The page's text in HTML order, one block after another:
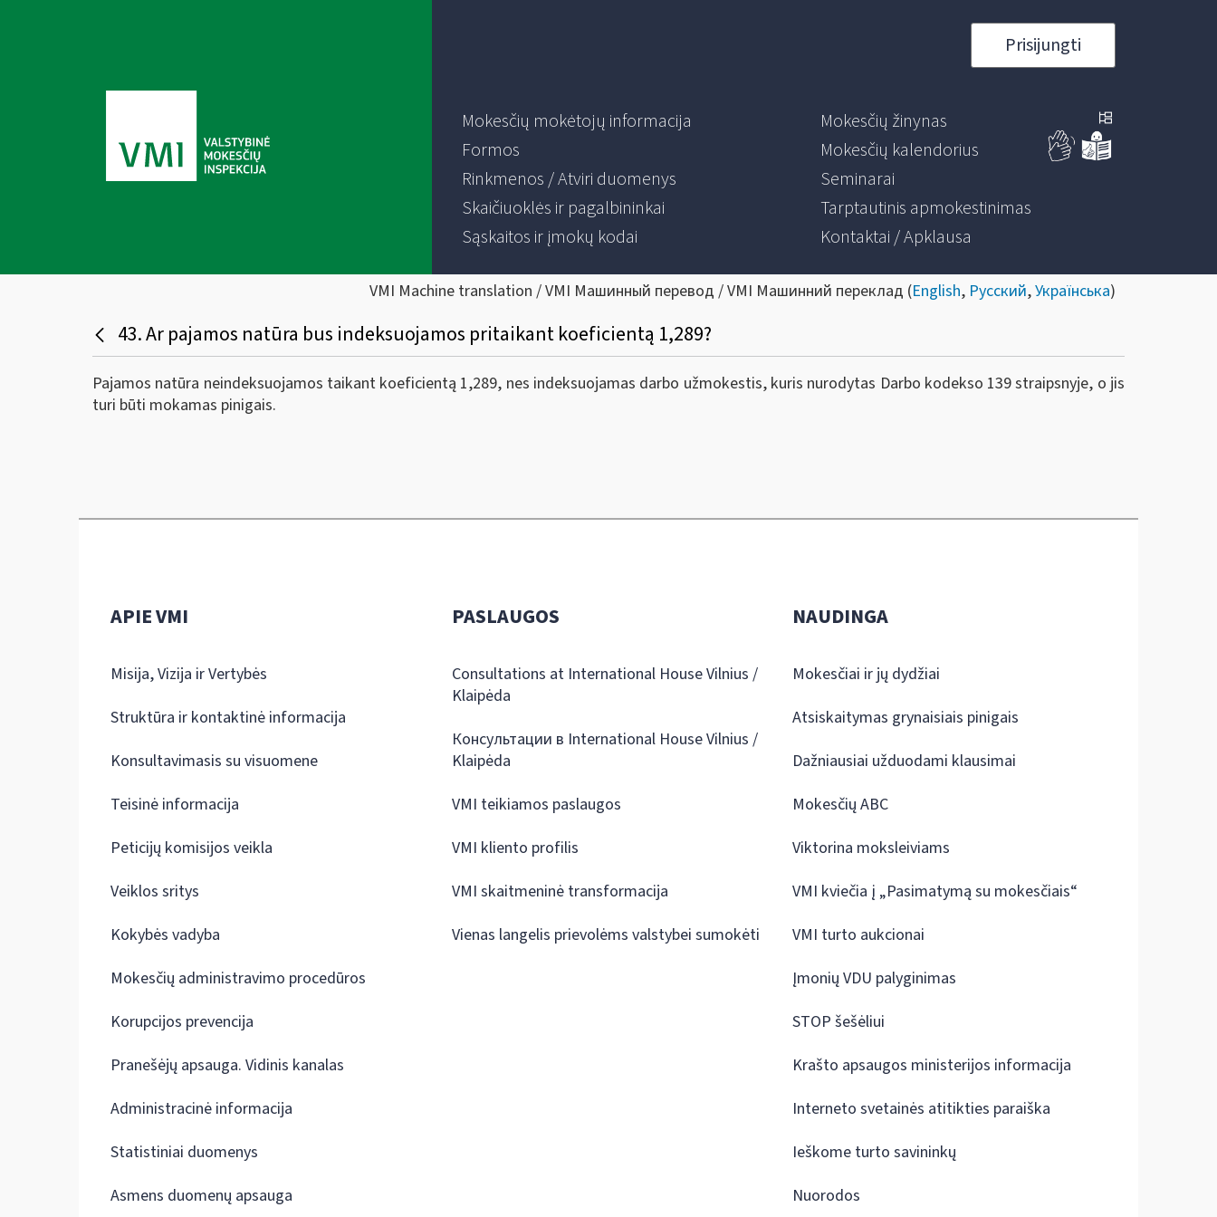
Prisijungti
Mokesčių mokėtojų informacija
Formos
Rinkmenos / Atviri duomenys
Skaičiuoklės ir pagalbininkai
Sąskaitos ir įmokų kodai
Mokesčių žinynas
Mokesčių kalendorius
Seminarai
Tarptautinis apmokestinimas
Kontaktai / Apklausa
VMI Machine translation / VMI Машинный перевод / VMI Машинний переклад (English, Русский,Українська)
43. Ar pajamos natūra bus indeksuojamos pritaikant koeficientą 1,289?
Pajamos natūra neindeksuojamos taikant koeficientą 1,289, nes indeksuojamas darbo užmokestis, kuris nurodytas Darbo kodekso 139 straipsnyje, o jis
turi būti mokamas pinigais.
APIE VMI
Misija, Vizija ir Vertybės
Struktūra ir kontaktinė informacija
Konsultavimasis su visuomene
Teisinė informacija
Peticijų komisijos veikla
Veiklos sritys
Kokybės vadyba
Mokesčių administravimo procedūros
Korupcijos prevencija
Pranešėjų apsauga. Vidinis kanalas
Administracinė informacija
Statistiniai duomenys
Asmens duomenų apsauga
PASLAUGOS
Consultations at International House Vilnius /
Klaipėda
Консультации в International House Vilnius /
Klaipėda
VMI teikiamos paslaugos
VMI kliento profilis
VMI skaitmeninė transformacija
Vienas langelis prievolėms valstybei sumokėti
NAUDINGA
Mokesčiai ir jų dydžiai
Atsiskaitymas grynaisiais pinigais
Dažniausiai užduodami klausimai
Mokesčių ABC
Viktorina moksleiviams
VMI kviečia į „Pasimatymą su mokesčiais“
VMI turto aukcionai
Įmonių VDU palyginimas
STOP šešėliui
Krašto apsaugos ministerijos informacija
Interneto svetainės atitikties paraiška
Ieškome turto savininkų
Nuorodos